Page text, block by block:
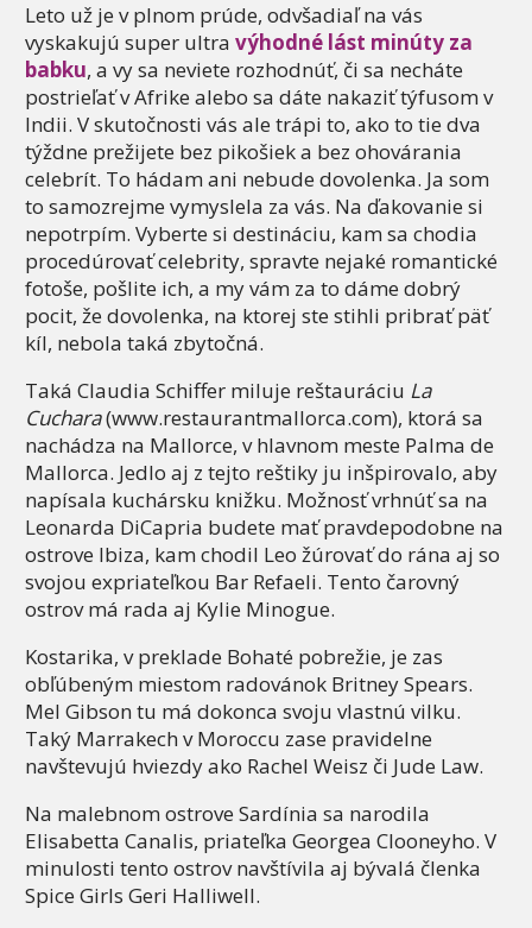
Leto už je v plnom prúde, odvšadiaľ na vás
vyskakujú super ultra výhodné lást minúty za
babku, a vy sa neviete rozhodnúť, či sa necháte
postrieľať v Afrike alebo sa dáte nakaziť týfusom v
Indii. V skutočnosti vás ale trápi to, ako to tie dva
týždne prežijete bez pikošiek a bez ohovárania
celebrít. To hádam ani nebude dovolenka. Ja som
to samozrejme vymyslela za vás. Na ďakovanie si
nepotrpím. Vyberte si destináciu, kam sa chodia
procedúrovať celebrity, spravte nejaké romantické
fotoše, pošlite ich, a my vám za to dáme dobrý
pocit, že dovolenka, na ktorej ste stihli pribrať päť
kíl, nebola taká zbytočná.
Taká Claudia Schiffer miluje reštauráciu La
Cuchara(www.restaurantmallorca.com), ktorá sa
nachádza na Mallorce, v hlavnom meste Palma de
Mallorca. Jedlo aj z tejto reštiky ju inšpirovalo, aby
napísala kuchársku knižku. Možnosť vrhnúť sa na
Leonarda DiCapria budete mať pravdepodobne na
ostrove Ibiza, kam chodil Leo žúrovať do rána aj so
svojou expriateľkou Bar Refaeli. Tento čarovný
ostrov má rada aj Kylie Minogue.
Kostarika, v preklade Bohaté pobrežie, je zas
obľúbeným miestom radovánok Britney Spears.
Mel Gibson tu má dokonca svoju vlastnú vilku.
Taký Marrakech v Moroccu zase pravidelne
navštevujú hviezdy ako Rachel Weisz či Jude Law.
Na malebnom ostrove Sardínia sa narodila
Elisabetta Canalis, priateľka Georgea Clooneyho. V
minulosti tento ostrov navštívila aj bývalá členka
Spice Girls Geri Halliwell.